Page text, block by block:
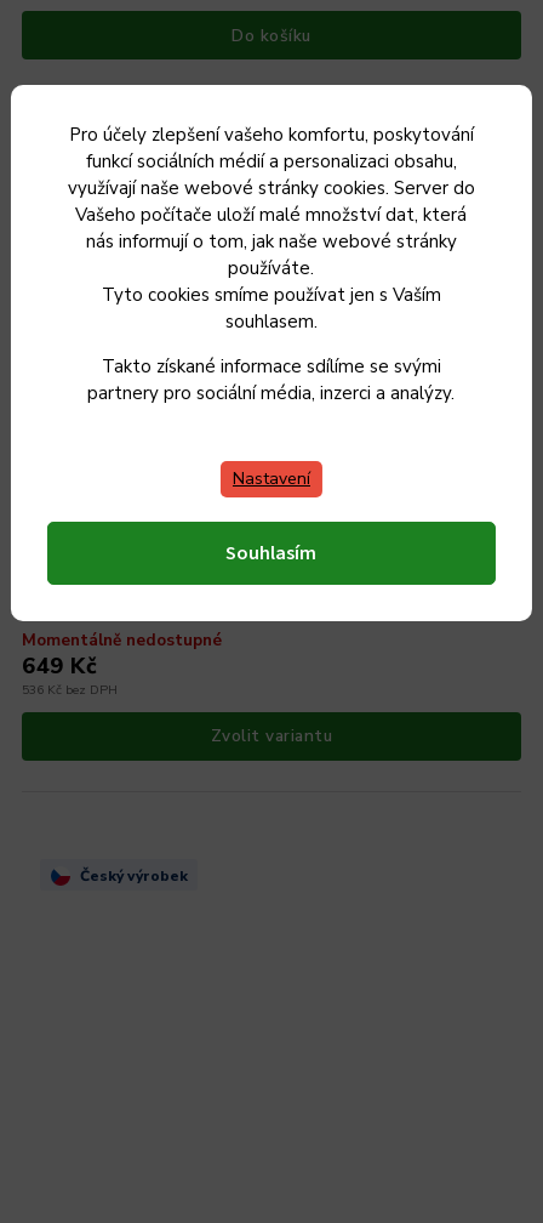
Pro účely zlepšení vašeho komfortu, poskytování
funkcí sociálních médií a personalizaci obsahu,
využívají naše webové stránky cookies. Server do
Vašeho počítače uloží malé množství dat, která
nás informují o tom, jak naše webové stránky
používáte.
Tyto cookies smíme používat jen s Vaším
souhlasem.
Takto získané informace sdílíme se svými
partnery pro sociální média, inzerci a analýzy.
Nastavení
Souhlasím
Do košíku
Český výrobek
Smaltovaný hrnec Belis/Sfinx Premium, 16 cm, 1,5 l
Momentálně nedostupné
536 Kč bez DPH
649 Kč
Zvolit variantu
Český výrobek